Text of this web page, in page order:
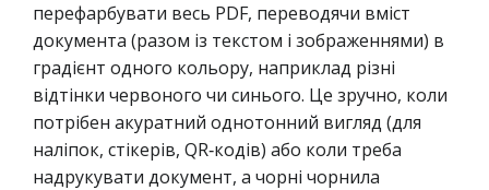
перефарбувати весь PDF, переводячи вміст
документа (разом із текстом і зображеннями) в
градієнт одного кольору, наприклад різні
відтінки червоного чи синього. Це зручно, коли
потрібен акуратний однотонний вигляд (для
наліпок, стікерів, QR‑кодів) або коли треба
надрукувати документ, а чорні чорнила